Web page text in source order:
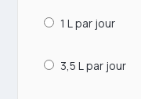
1 L par jour
3,5 L par jour